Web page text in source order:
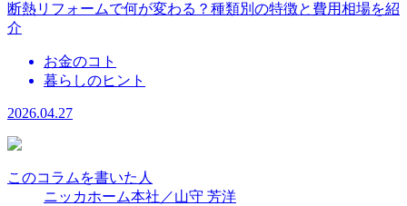
断熱リフォームで何が変わる？種類別の特徴と費用相場を紹
介
お金のコト
暮らしのヒント
2026.04.27
このコラムを書いた人
ニッカホーム本社／山守 芳洋